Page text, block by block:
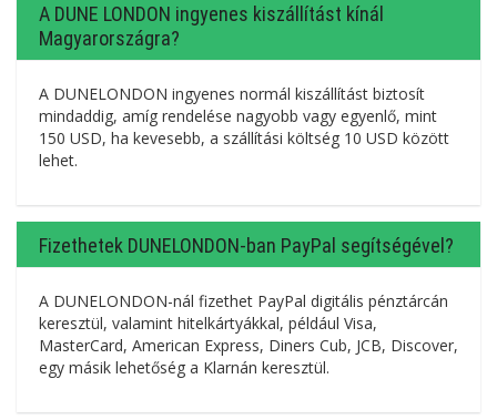
A DUNE LONDON ingyenes kiszállítást kínál
Magyarországra?
A DUNELONDON ingyenes normál kiszállítást biztosít
mindaddig, amíg rendelése nagyobb vagy egyenlő, mint
150 USD, ha kevesebb, a szállítási költség 10 USD között
lehet.
Fizethetek DUNELONDON-ban PayPal segítségével?
A DUNELONDON-nál fizethet PayPal digitális pénztárcán
keresztül, valamint hitelkártyákkal, például Visa,
MasterCard, American Express, Diners Cub, JCB, Discover,
egy másik lehetőség a Klarnán keresztül.